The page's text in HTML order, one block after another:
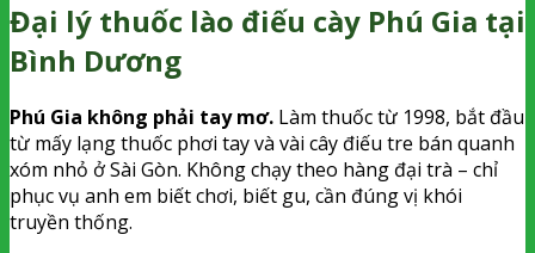
Đại lý thuốc lào điếu cày Phú Gia tại
Bình Dương
Phú Gia không phải tay mơ. Làm thuốc từ 1998, bắt đầu
từ mấy lạng thuốc phơi tay và vài cây điếu tre bán quanh
xóm nhỏ ở Sài Gòn. Không chạy theo hàng đại trà – chỉ
phục vụ anh em biết chơi, biết gu, cần đúng vị khói
truyền thống.